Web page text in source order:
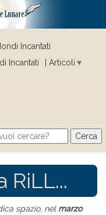
Incantati
Incantati
Articoli
form
RiLL...
spazio, nel marzo